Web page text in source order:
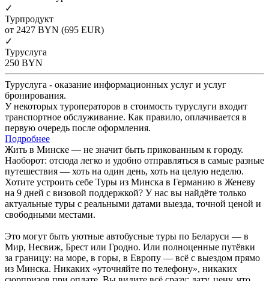
✓
Турпродукт
от 2427 BYN (695 EUR)
✓
Туруслуга
250 BYN
Туруслуга - оказание информационных услуг и услуг
бронирования.
У некоторых туроператоров в стоимость туруслуги входит
транспортное обслуживание. Как правило, оплачивается в
первую очередь после оформления.
Подробнее
Жить в Минске — не значит быть прикованным к городу.
Наоборот: отсюда легко и удобно отправляться в самые разные
путешествия — хоть на один день, хоть на целую неделю.
Хотите устроить себе Туры из Минска в Германию в Женеву
на 9 дней с визовой поддержкой? У нас вы найдёте только
актуальные туры с реальными датами выезда, точной ценой и
свободными местами.
Это могут быть уютные автобусные туры по Беларуси — в
Мир, Несвиж, Брест или Гродно. Или полноценные путёвки
за границу: на море, в горы, в Европу — всё с выездом прямо
из Минска. Никаких «уточняйте по телефону», никаких